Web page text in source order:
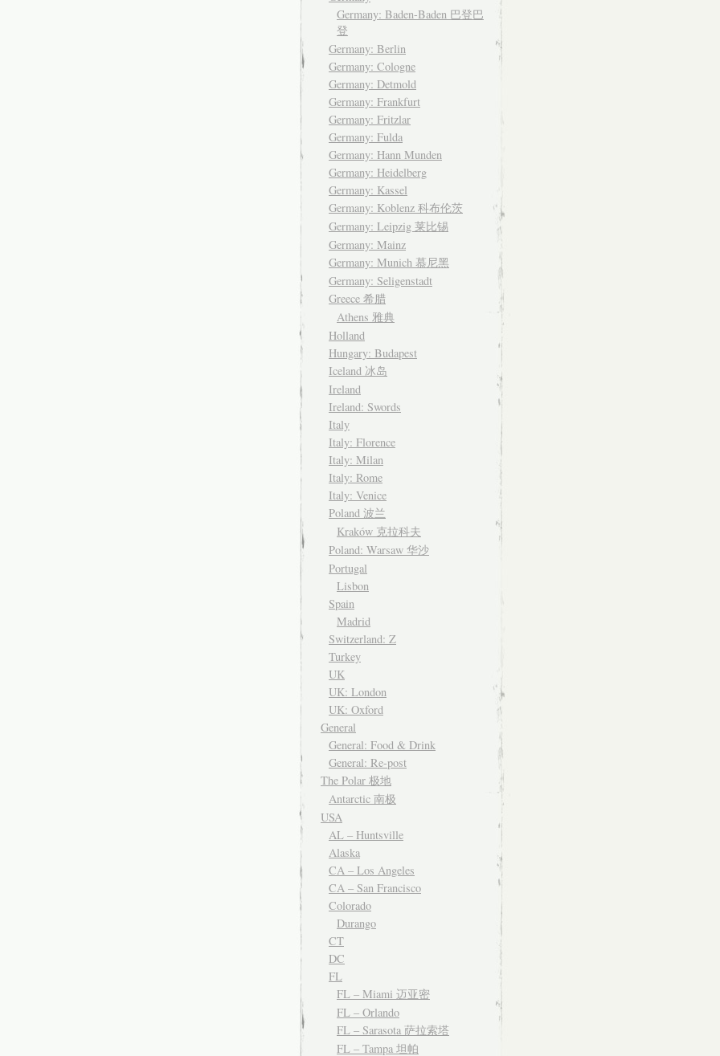
Germany: Baden-Baden 巴登巴
登
Germany: Berlin
Germany: Cologne
Germany: Detmold
Germany: Frankfurt
Germany: Fritzlar
Germany: Fulda
Germany: Hann Munden
Germany: Heidelberg
Germany: Kassel
Germany: Koblenz 科布伦茨
Germany: Leipzig 莱比锡
Germany: Mainz
Germany: Munich 慕尼黑
Germany: Seligenstadt
Greece 希腊
Athens 雅典
Holland
Hungary: Budapest
Iceland 冰岛
Ireland
Ireland: Swords
Italy
Italy: Florence
Italy: Milan
Italy: Rome
Italy: Venice
Poland 波兰
Kraków 克拉科夫
Poland: Warsaw 华沙
Portugal
Lisbon
Spain
Madrid
Switzerland: Z
Turkey
UK
UK: London
UK: Oxford
General
General: Food & Drink
General: Re-post
The Polar 极地
Antarctic 南极
USA
AL – Huntsville
Alaska
CA – Los Angeles
CA – San Francisco
Colorado
Durango
CT
DC
FL
FL – Miami 迈亚密
FL – Orlando
FL – Sarasota 萨拉索塔
FL – Tampa 坦帕